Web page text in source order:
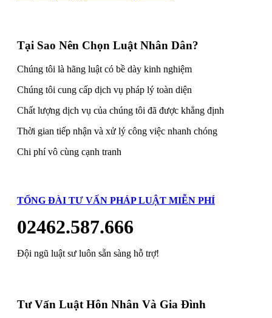
Tại Sao Nên Chọn Luật Nhân Dân?
Chúng tôi là hãng luật có bề dày kinh nghiệm
Chúng tôi cung cấp dịch vụ pháp lý toàn diện
Chất lượng dịch vụ của chúng tôi đã được khẳng định
Thời gian tiếp nhận và xử lý công việc nhanh chóng
Chi phí vô cùng cạnh tranh
TỔNG ĐÀI TƯ VẤN PHÁP LUẬT MIỄN PHÍ
02462.587.666
Đội ngũ luật sư luôn sẵn sàng hỗ trợ!
Tư Vấn Luật Hôn Nhân Và Gia Đình